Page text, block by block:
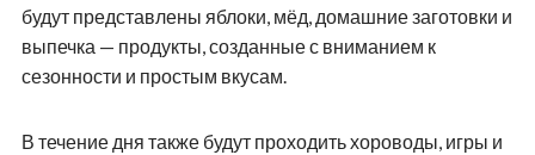
будут представлены яблоки, мёд, домашние заготовки и
выпечка — продукты, созданные с вниманием к
сезонности и простым вкусам.
В течение дня также будут проходить хороводы, игры и